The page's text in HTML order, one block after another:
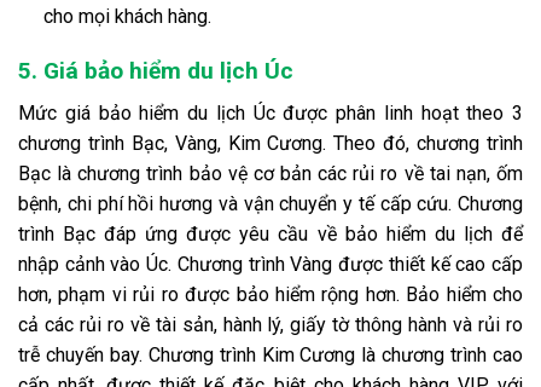
cho mọi khách hàng.
5. Giá bảo hiểm du lịch Úc
Mức giá bảo hiểm du lịch Úc được phân linh hoạt theo 3
chương trình Bạc, Vàng, Kim Cương. Theo đó, chương trình
Bạc là chương trình bảo vệ cơ bản các rủi ro về tai nạn, ốm
bệnh, chi phí hồi hương và vận chuyển y tế cấp cứu. Chương
trình Bạc đáp ứng được yêu cầu về bảo hiểm du lịch để
nhập cảnh vào Úc. Chương trình Vàng được thiết kế cao cấp
hơn, phạm vi rủi ro được bảo hiểm rộng hơn. Bảo hiểm cho
cả các rủi ro về tài sản, hành lý, giấy tờ thông hành và rủi ro
trễ chuyến bay. Chương trình Kim Cương là chương trình cao